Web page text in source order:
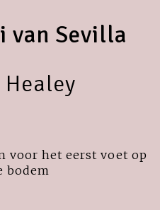
van Sevilla
voor het eerst voet op
bodem